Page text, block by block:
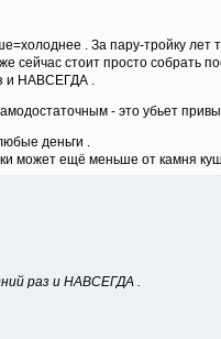
. За пару-тройку лет
сейчас стоит просто собрать
и НАВСЕГДА .
- это убьет
деньги .
может ещё меньше от камня
раз и НАВСЕГДА .